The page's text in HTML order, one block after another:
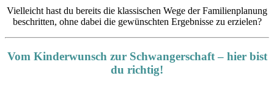
Vielleicht hast du bereits die klassischen Wege der Familienplanung
beschritten, ohne dabei die gewünschten Ergebnisse zu erzielen?
Vom Kinderwunsch zur Schwangerschaft – hier bist
du richtig!